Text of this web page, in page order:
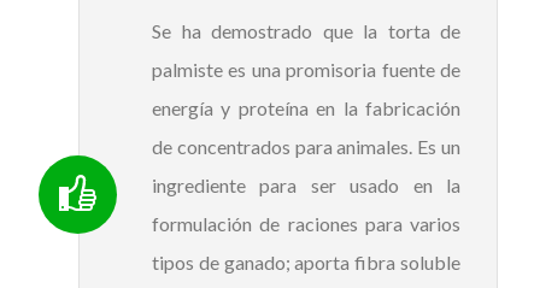
Se ha demostrado que la torta de
palmiste es una promisoria fuente de
energía y proteína en la fabricación
de concentrados para animales. Es un
ingrediente para ser usado en la
formulación de raciones para varios
tipos de ganado; aporta fibra soluble